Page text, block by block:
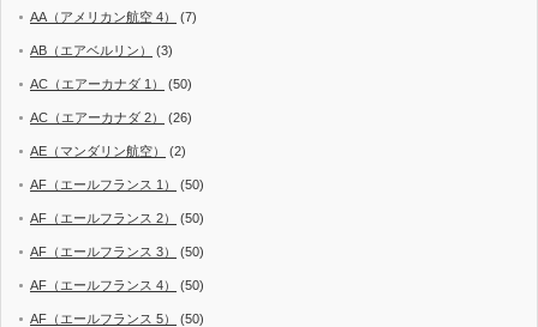
AA（アメリカン航空 4） (7)
AB（エアベルリン） (3)
AC（エアーカナダ 1） (50)
AC（エアーカナダ 2） (26)
AE（マンダリン航空） (2)
AF（エールフランス 1） (50)
AF（エールフランス 2） (50)
AF（エールフランス 3） (50)
AF（エールフランス 4） (50)
AF（エールフランス 5） (50)